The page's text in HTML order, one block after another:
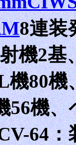
8連装
機2基
機80機
56機
64